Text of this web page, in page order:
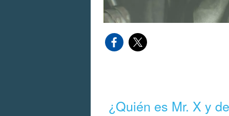
¿Quién es Mr. X y